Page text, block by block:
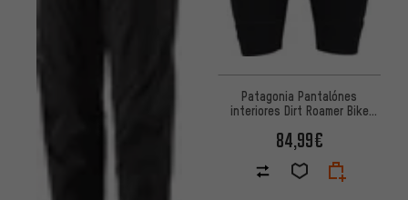
Patagonia Pantalónes
interiores Dirt Roamer Bike
84,99€